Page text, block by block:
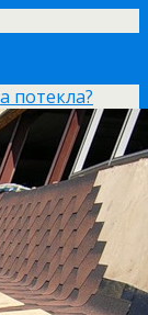
потекла?